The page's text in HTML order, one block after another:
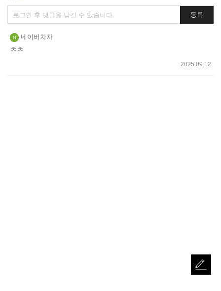
댓
글
쓰
기
등록
네이버차차
ㅊㅊ
2025.09.12